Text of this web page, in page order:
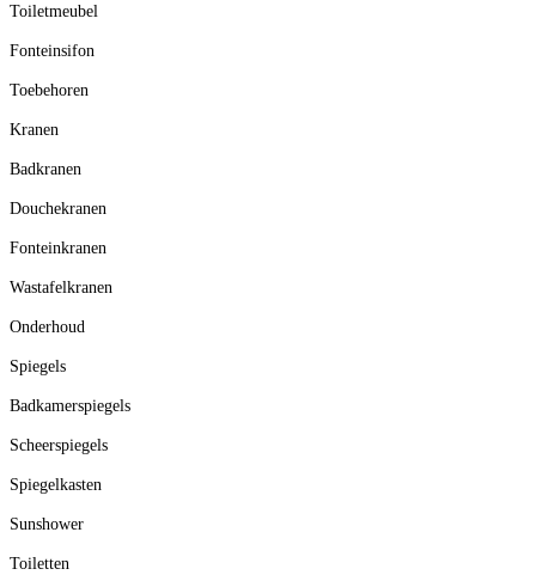
Toiletmeubel
Fonteinsifon
Toebehoren
Kranen
Badkranen
Douchekranen
Fonteinkranen
Wastafelkranen
Onderhoud
Spiegels
Badkamerspiegels
Scheerspiegels
Spiegelkasten
Sunshower
Toiletten